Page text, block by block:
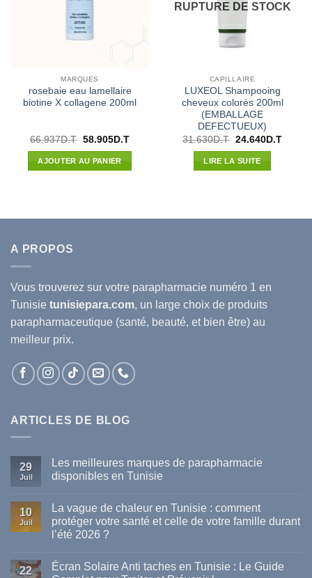
MARQUES
rosebaie eau lamellaire
biotine X collagene 200ml
66.937D.T Le
initial
était :
58.905D.TLe
AJOUTER AU PANIER
RUPTURE DE STOCK
CAPILLAIRE
LUXEOL Shampooing
cheveux colorés 200ml
(EMBALLAGE
DEFECTUEUX)
31.630D.T Le
initial
était :
24.640D.TLe
LIRE LA SUITE
A PROPOS
Vous trouverez sur votre parapharmacie numéro 1 en
Tunisie tunisiepara.com, un large choix de produits
parapharmaceutique (santé, beauté, et bien être) au
meilleur prix.
ARTICLES DE BLOG
29
Juil
Les meilleures marques de parapharmacie
disponibles en Tunisie
sur
meilleures
marques
disponibles
en
10
Juil
La vague de chaleur en Tunisie : comment
protéger votre santé et celle de votre famille durant
l’été 2026 ?
sur
La
22
Écran Solaire Anti taches en Tunisie : Le Guide